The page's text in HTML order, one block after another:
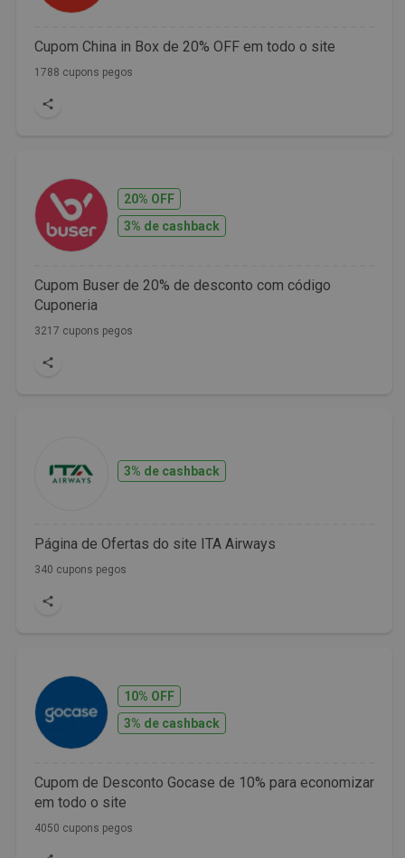
Cupom China in Box de 20% OFF em todo o site
1788 cupons pegos
20% OFF
3% de cashback
Cupom Buser de 20% de desconto com código
Cuponeria
3217 cupons pegos
3% de cashback
Página de Ofertas do site ITA Airways
340 cupons pegos
10% OFF
3% de cashback
Cupom de Desconto Gocase de 10% para economizar
em todo o site
4050 cupons pegos